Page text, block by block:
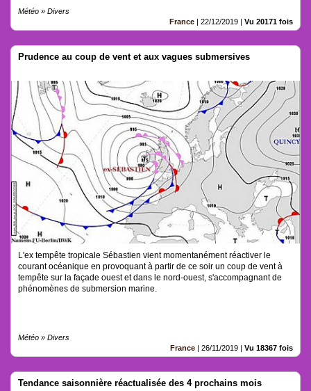
Météo » Divers
France | 22/12/2019 | Vu 20171 fois
Prudence au coup de vent et aux vagues submersives
L'ex tempête tropicale Sébastien vient momentanément réactiver le
courant océanique en provoquant à partir de ce soir un coup de vent à
tempête sur la façade ouest et dans le nord-ouest, s'accompagnant de
phénomènes de submersion marine.
Météo » Divers
France | 26/11/2019 | Vu 18367 fois
Tendance saisonnière réactualisée des 4 prochains mois